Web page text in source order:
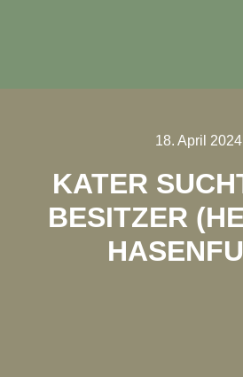
18. April 2024
KATER
BESITZER